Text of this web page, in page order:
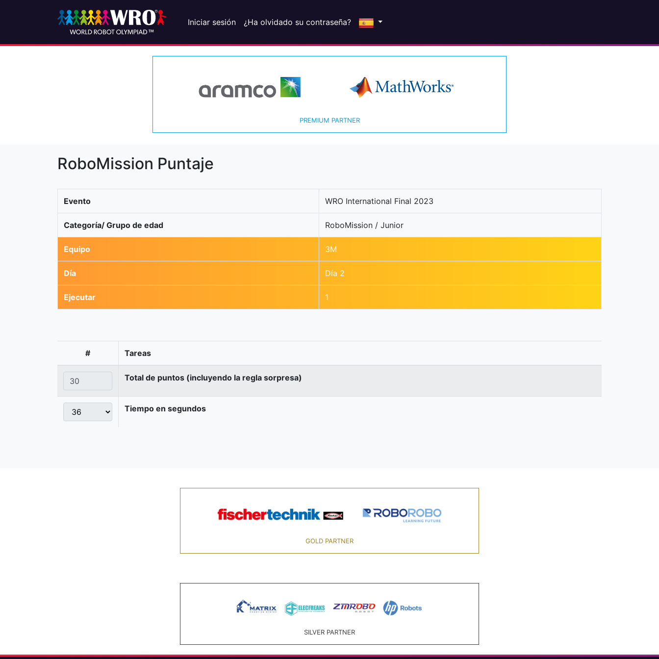
Iniciar sesión ¿Ha olvidado su contraseña?
PREMIUM PARTNER
RoboMission Puntaje
Evento WRO International Final 2023
Categoría/ Grupo de edad RoboMission / Junior
Equipo 3M
Día Día 2
Ejecutar 1
# Tareas
Total de puntos (incluyendo la regla sorpresa)
Tiempo en segundos
GOLD PARTNER
SILVER PARTNER